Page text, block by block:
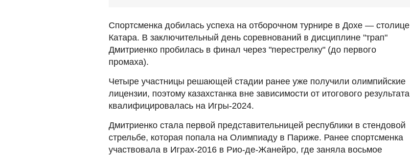
Спортсменка добилась успеха на отборочном турнире в Дохе — столице
Катара. В заключительный день соревнований в дисциплине "трап"
Дмитриенко пробилась в финал через "перестрелку" (до первого
промаха).
Четыре участницы решающей стадии ранее уже получили олимпийские
лицензии, поэтому казахстанка вне зависимости от итогового результата
квалифицировалась на Игры-2024.
Дмитриенко стала первой представительницей республики в стендовой
стрельбе, которая попала на Олимпиаду в Париже. Ранее спортсменка
участвовала в Играх-2016 в Рио-де-Жанейро, где заняла восьмое